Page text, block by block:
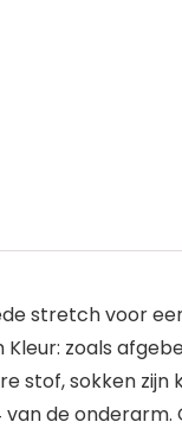
stretch voor
zoals
stof, sokken zijn
de